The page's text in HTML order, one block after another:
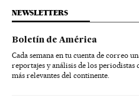
NEWSLETTERS
Boletín de América
Cada semana en tu cuenta de correo
reportajes y análisis de los periodistas
más relevantes del continente.